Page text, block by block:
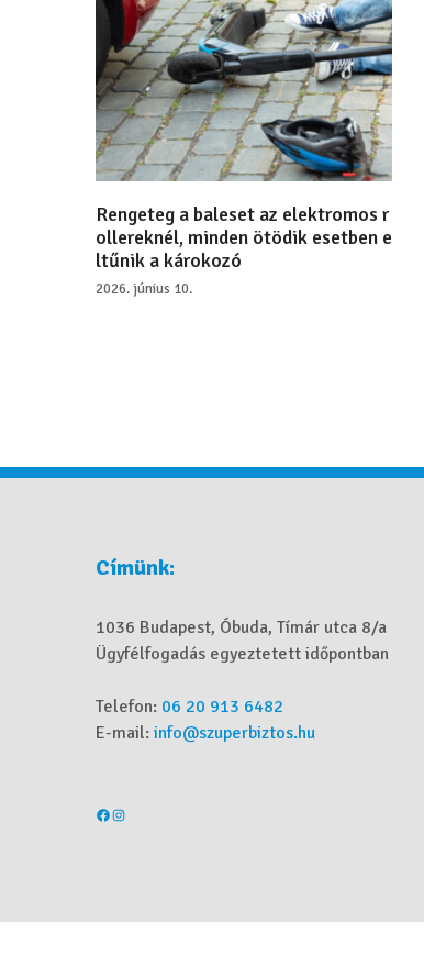
Rengeteg a baleset az elektromos r
ollereknél, minden ötödik esetben e
ltűnik a károkozó
2026. június 10.
Címünk:
1036 Budapest, Óbuda, Tímár utca 8/a
Ügyfélfogadás egyeztetett időpontban
Telefon: 06 20 913 6482
E-mail: info@szuperbiztos.hu